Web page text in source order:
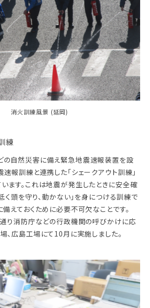
消火訓練風景 (延岡)
練
自然災害に備え緊急地震速報装置を設
速報訓練と連携した「シェークアウト訓練」
ます。これは地震が発生したときに安全確
頭を守り、動かない」を身につける訓練で
備えておくために必要不可欠なことです。
り消防庁などの行政機関の呼びかけに応
、広島工場にて10月に実施しました。